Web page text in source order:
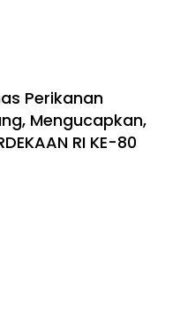
Perikanan
Mengucapkan,
RI KE-80